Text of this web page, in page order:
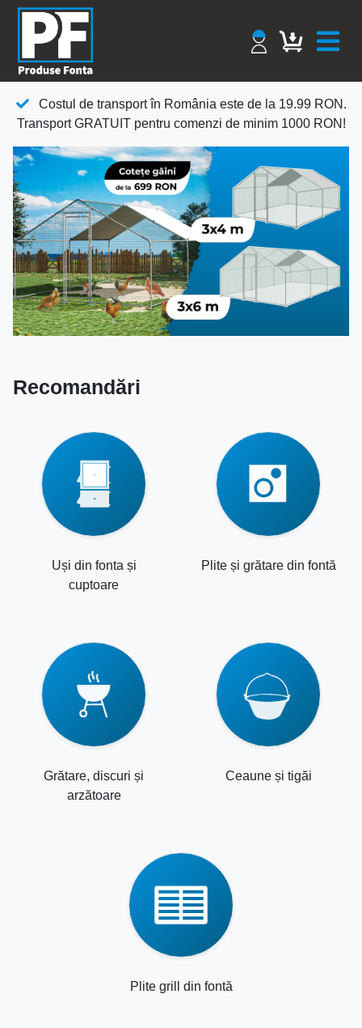
Costul de transport în România este de la 19.99 RON.
Transport GRATUIT pentru comenzi de minim 1000 RON!
Recomandări
Uși din fonta și
cuptoare
Plite și grătare din fontă
Grătare, discuri și
arzătoare
Ceaune și tigăi
Plite grill din fontă